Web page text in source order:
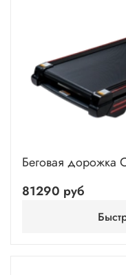
Беговая дорожка
81290 руб